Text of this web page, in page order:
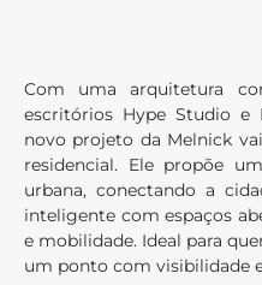
Com uma arquitetura
escritórios Hype Studio e
novo projeto da Melnick
residencial. Ele propõe
urbana, conectando a
inteligente com espaços
e mobilidade. Ideal para
um ponto com visibilidade